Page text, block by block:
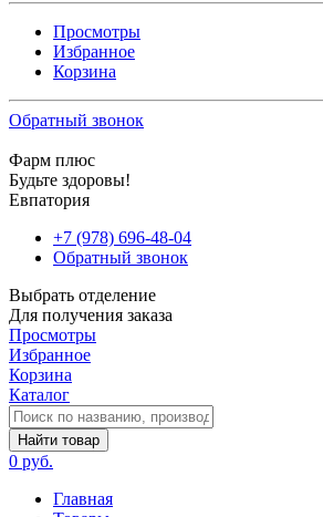
Просмотры
Избранное
Корзина
Обратный звонок
Фарм плюс
Будьте здоровы!
Евпатория
+7 (978) 696-48-04
Обратный звонок
Выбрать отделение
Для получения заказа
Просмотры
Избранное
Корзина
Каталог
Найти товар
0 руб.
Главная